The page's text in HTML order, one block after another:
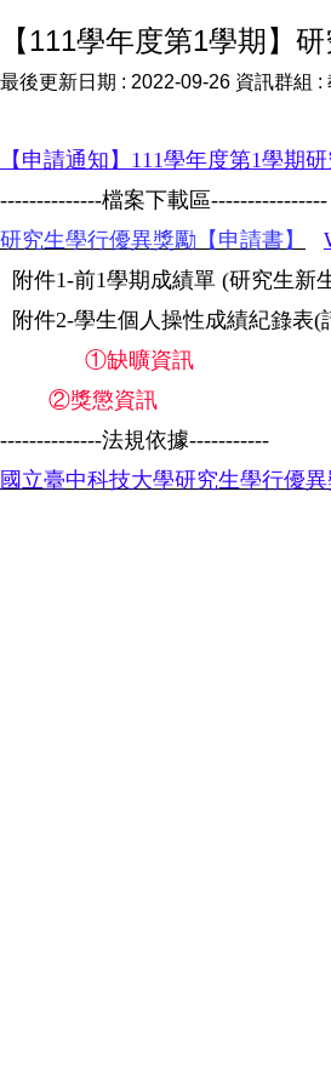
【111學年度第1學期】
最後更新日期 : 2022-09-26 資訊群組 :
【申請通知】111學年度第1學期
--------------檔案下載區----------------
研究生學行優異獎勵【申請書】
附件1-前1學期成績單 (研究生新
附件2-學生個人操性成績紀錄表(
①缺曠資訊
②獎懲資訊
--------------法規依據-----------
國立臺中科技大學研究生學行優